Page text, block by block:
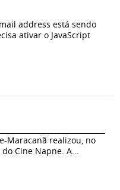
address está sendo
ativar o JavaScript
Maracanã realizou, no
Cine Napne. A...